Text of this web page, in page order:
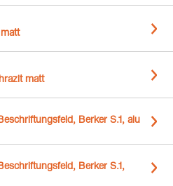
matt
Berker S.1, alu
Berker S.1,